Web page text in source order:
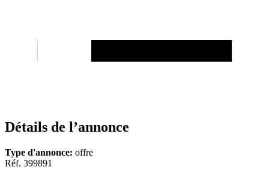
Détails de l’annonce
Type d'annonce: offre
Réf. 399891